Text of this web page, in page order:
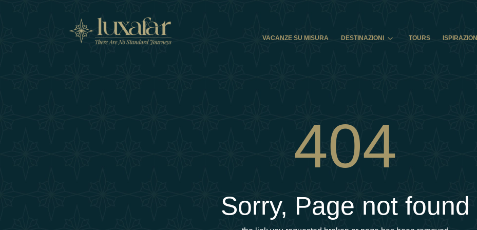
VACANZE SU MISURA
DESTINAZIONI TOURS ISPIRAZIONI
404
Sorry, Page not found